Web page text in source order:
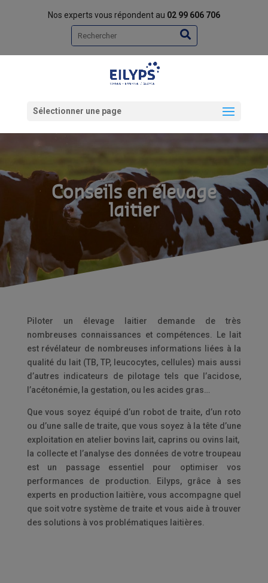
Nos experts vous répondent au 02 99 606 706
Rechercher
Sélectionner une page
Conseils en élevage
laitier
Piloter un élevage laitier demande de très
nombreuses connaissances et compétences. Le lait
est révélateur de nombreuses informations liées à la
qualité du lait (TB, TP, leucocytes, cellules) mais aussi
d’autres indicateurs de pilotage tels que l’acidose,
l’acétonémie, la gestation, ou les acides gras…
Que vous soyez équipé d’un robot de traite, d’un roto
ou d’une salle de traite, que vous soyez à la tête d’une
exploitation en atelier bovins lait, caprins ou ovins lait,
la collecte et l’analyse des données de votre troupeau
est un passage essentiel pour optimiser vos
performances de production. Eilyps, grâce à ses
experts en production laitière, vous accompagne quel
que soit votre système de traite et vous aide à trouver
des solutions à vos problématiques laitières.